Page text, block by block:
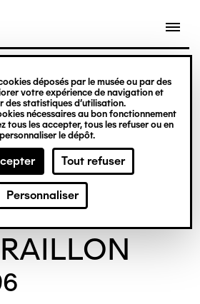
déposés par le musée ou par des
votre expérience de navigation et
des statistiques d’utilisation.
nécessaires au bon fonctionnement
tous les accepter, tous les refuser ou en
personnaliser le dépôt.
Tout refuser
PersonnaliserPhilip